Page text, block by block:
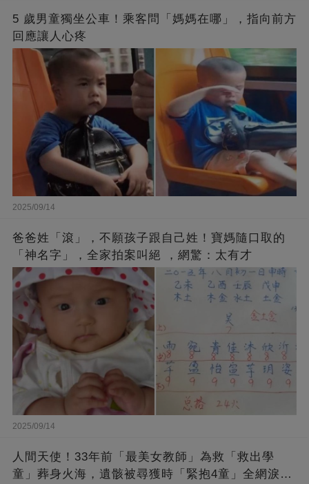
5 歲男童獨坐公車！乘客問「媽媽在哪」，指向前方
回應讓人心疼
2025/09/14
爸爸姓「滾」，不願孩子跟自己姓！寶媽隨口取的
「神名字」，全家拍案叫絕 ，網驚：太有才
2025/09/14
人間天使！33年前「最美女教師」為救「救出學
童」葬身火海，遺骸被尋獲時「緊抱4童」全網淚